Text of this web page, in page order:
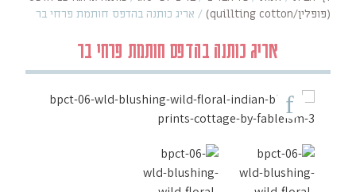
(פופלין/quillting cotton)
/ אריג כותנה בהדפס חותמת פרחי בר
אריג כותנה בהדפס חותמת פרחי בר